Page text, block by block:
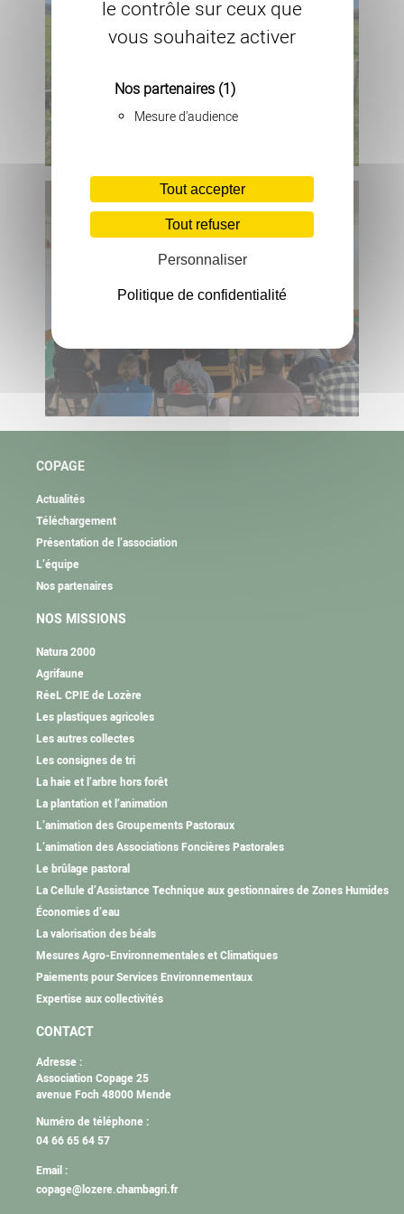
le contrôle sur ceux que
vous souhaitez activer
Nos partenaires (1)
Mesure d'audience
Tout accepter
Tout refuser
Personnaliser
Politique de confidentialité
COPAGE
Actualités
Téléchargement
Présentation de l’association
L’équipe
Nos partenaires
NOS MISSIONS
Natura 2000
Agrifaune
RéeL CPIE de Lozère
Les plastiques agricoles
Les autres collectes
Les consignes de tri
La haie et l’arbre hors forêt
La plantation et l’animation
L’animation des Groupements Pastoraux
L’animation des Associations Foncières Pastorales
Le brûlage pastoral
La Cellule d’Assistance Technique aux gestionnaires de Zones Humides
Économies d’eau
La valorisation des béals
Mesures Agro-Environnementales et Climatiques
Paiements pour Services Environnementaux
Expertise aux collectivités
CONTACT
Adresse :
Association Copage 25
avenue Foch 48000 Mende
Numéro de téléphone :
04 66 65 64 57
Email :
copage@lozere.chambagri.fr